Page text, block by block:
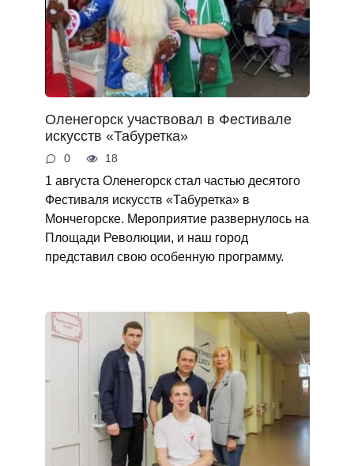
Оленегорск участвовал в Фестивале
искусств «Табуретка»
0 18
1 августа Оленегорск стал частью десятого
Фестиваля искусств «Табуретка» в
Мончегорске. Мероприятие развернулось на
Площади Революции, и наш город
представил свою особенную программу.